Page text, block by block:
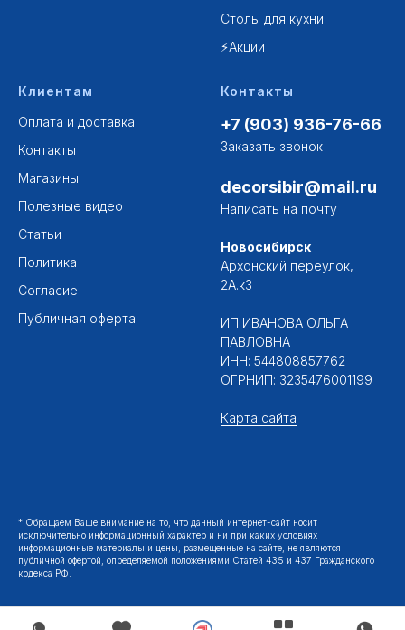
Столы для кухни
⚡Акции
Клиентам
Оплата и доставка
Контакты
Магазины
Полезные видео
Статьи
Политика
Согласие
Публичная оферта
Контакты
+7 (903) 936-76-66
Заказать звонок
decorsibir@mail.ru
Написать на почту
Новосибирск
Архонский переулок,
2А.к3
ИП ИВАНОВА ОЛЬГА
ПАВЛОВНА
ИНН: 544808857762
ОГРНИП: 3235476001199
Карта сайта
* Обращаем Ваше внимание на то, что данный интернет-сайт носит
исключительно информационный характер и ни при каких условиях
информационные материалы и цены, размещенные на сайте, не являются
публичной офертой, определяемой положениями Статей 435 и 437 Гражданского
кодекса РФ.